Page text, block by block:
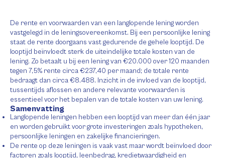
De rente en voorwaarden van een langlopende lening worden
vastgelegd in de leningsovereenkomst. Bij een persoonlijke lening
staat de rente doorgaans vast gedurende de gehele looptijd. De
looptijd beïnvloedt sterk de uiteindelijke totale kosten van de
lening. Zo betaalt u bij een lening van €20.000 over 120 maanden
tegen 7,5% rente circa €237,40 per maand; de totale rente
bedraagt dan circa €8.488. Inzicht in de invloed van de looptijd,
tussentijds aflossen en andere relevante voorwaarden is
essentieel voor het bepalen van de totale kosten van uw lening.
Samenvatting
Langlopende leningen hebben een looptijd van meer dan één jaar
en worden gebruikt voor grote investeringen zoals hypotheken,
persoonlijke leningen en zakelijke financieringen.
De rente op deze leningen is vaak vast maar wordt beïnvloed door
factoren zoals looptijd, leenbedrag, kredietwaardigheid en